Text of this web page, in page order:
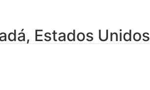
, Estados Unidos